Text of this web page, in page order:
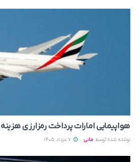
هواپیمایی امارات پرداخت رمزارزی هزینه
نوشته شده توسط مانی